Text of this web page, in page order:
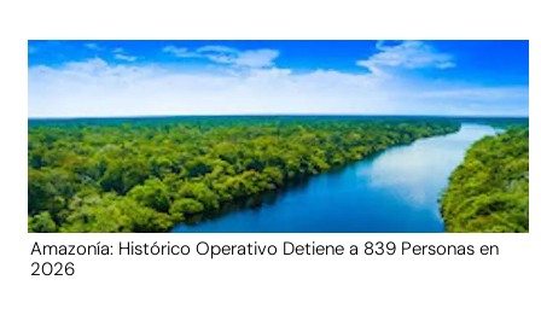
Amazonía: Histórico Operativo Detiene a 839 Personas en
2026